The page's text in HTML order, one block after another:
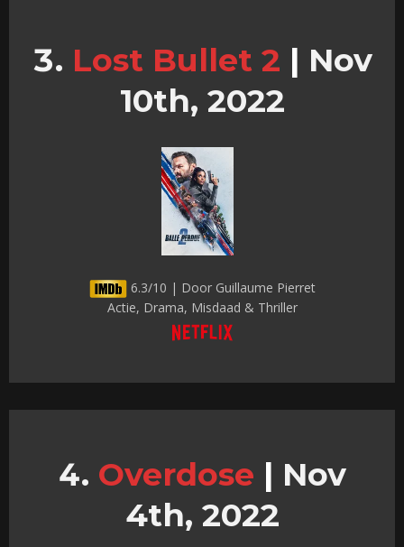
Lost Bullet 2 | Nov
10th, 2022
6.3/10 | Door Guillaume Pierret
Actie, Drama, Misdaad & Thriller
Overdose | Nov
4th, 2022